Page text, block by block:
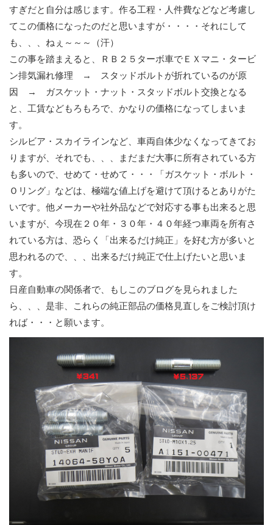
すぎだと自分は感じます。作る工程・人件費などなど考慮し
てこの価格になったのだと思いますが・・・・それにして
も、、、ねぇ～～～（汗）
この事を踏まえると、ＲＢ２５ターボ車でＥＸマニ・タービ
ン排気漏れ修理 → スタッドボルトが折れているのが原
因 → ガスケット・ナット・スタッドボルト交換となる
と、工賃などもろもろで、かなりの価格になってしまいま
す。
シルビア・スカイラインなど、車両自体少なくなってきてお
りますが、それでも、、、まだまだ大事に所有されている方
も多いので、せめて・せめて・・・「ガスケット・ボルト・
Ｏリング」などは、極端な値上げを避けて頂けるとありがた
いです。他メーカーや社外品などで対応する事も出来ると思
いますが、今現在２０年・３０年・４０年経つ車両を所有さ
れている方は、恐らく「出来るだけ純正」を好む方が多いと
思われるので、、、出来るだけ純正で仕上げたいと思いま
す。
日産自動車の関係者で、もしこのブログを見られました
ら、、、是非、これらの純正部品の価格見直しをご検討頂け
れば・・・と願います。